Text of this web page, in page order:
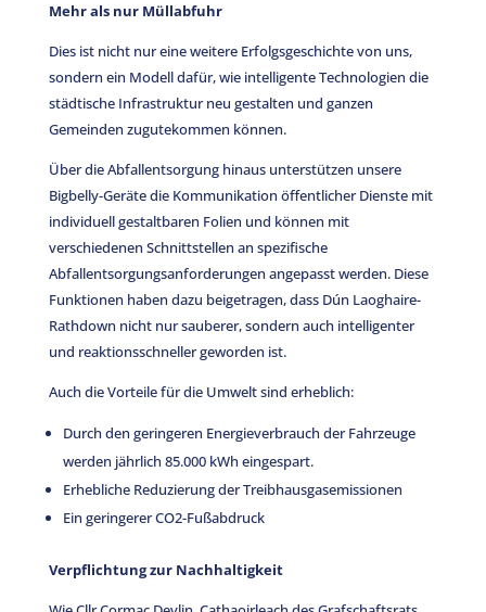
Mehr als nur Müllabfuhr
Dies ist nicht nur eine weitere Erfolgsgeschichte von uns,
sondern ein Modell dafür, wie intelligente Technologien die
städtische Infrastruktur neu gestalten und ganzen
Gemeinden zugutekommen können.
Über die Abfallentsorgung hinaus unterstützen unsere
Bigbelly-Geräte die Kommunikation öffentlicher Dienste mit
individuell gestaltbaren Folien und können mit
verschiedenen Schnittstellen an spezifische
Abfallentsorgungsanforderungen angepasst werden. Diese
Funktionen haben dazu beigetragen, dass Dún Laoghaire-
Rathdown nicht nur sauberer, sondern auch intelligenter
und reaktionsschneller geworden ist.
Auch die Vorteile für die Umwelt sind erheblich:
Durch den geringeren Energieverbrauch der Fahrzeuge
werden jährlich 85.000 kWh eingespart.
Erhebliche Reduzierung der Treibhausgasemissionen
Ein geringerer CO2-Fußabdruck
Verpflichtung zur Nachhaltigkeit